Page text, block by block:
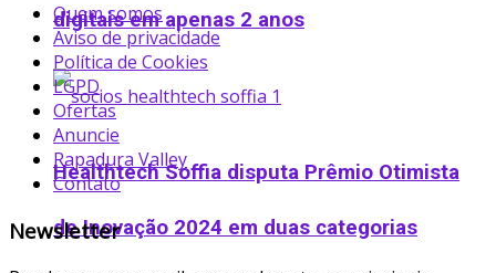
digitais em apenas 2 anos
Healthtech Soffia disputa Prêmio Otimista
de Inovação 2024 em duas categorias
Quem somos
Aviso de privacidade
Política de Cookies
LGPD
Ofertas
Anuncie
Rapadura Valley
Contato
Newsletter